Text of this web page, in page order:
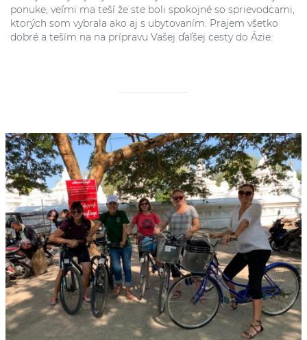
ponuke, veľmi ma teší že ste boli spokojné so sprievodcami,
ktorých som vybrala ako aj s ubytovaním. Prajem všetko
dobré a teším na na prípravu Vašej ďaľšej cesty do Ázie.